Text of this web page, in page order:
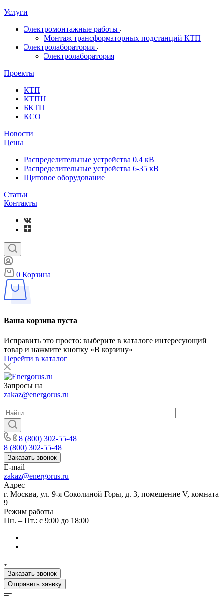
Услуги
Электромонтажные работы
Монтаж трансформаторных подстанций КТП
Электролаборатория
Электролаборатория
Проекты
КТП
КТПН
БКТП
КСО
Новости
Цены
Распределительные устройства 0.4 кВ
Распределительные устройства 6-35 кВ
Щитовое оборудование
Статьи
Контакты
0 Корзина
Ваша корзина пуста
Исправить это просто: выберите в каталоге интересующий
товар и нажмите кнопку «В корзину»
Перейти в каталог
Запросы на
zakaz@energorus.ru
8 (800) 302-55-48
8 (800) 302-55-48
Заказать звонок
E-mail
zakaz@energorus.ru
Адрес
г. Москва, ул. 9-я Соколиной Горы, д. 3, помещение V, комната
9
Режим работы
Пн. – Пт.: с 9:00 до 18:00
Заказать звонок
Отправить заявку